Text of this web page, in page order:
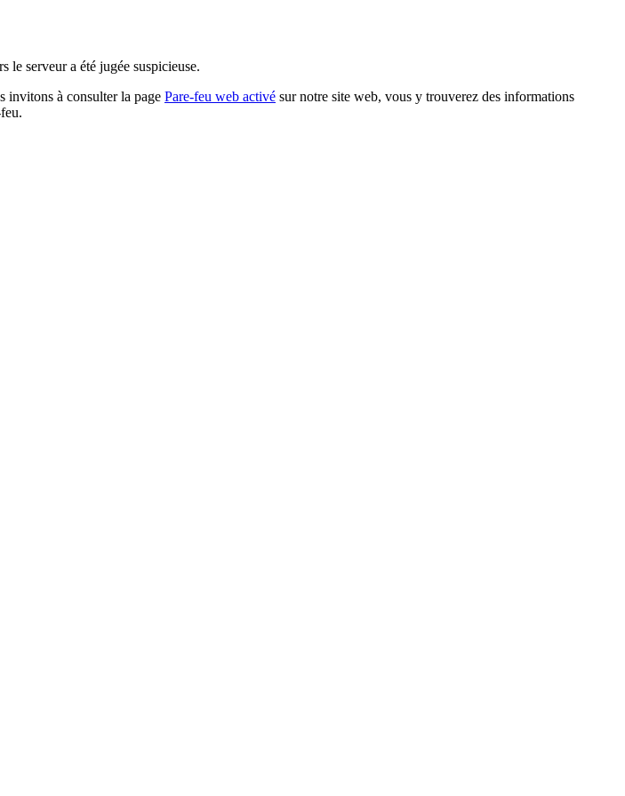
le serveur a été jugée suspicieuse.
invitons à consulter la page Pare-feu web activé sur notre site web, vous y trouverez des informations